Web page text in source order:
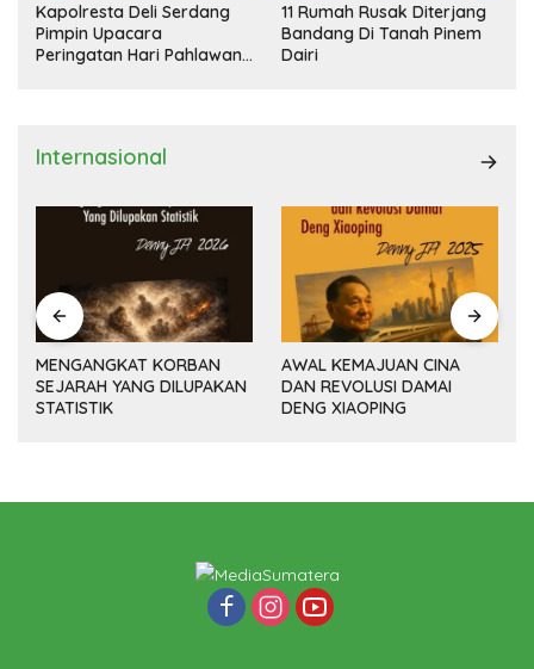
Kapolresta Deli Serdang
Pimpin Upacara
Peringatan Hari Pahlawan
11 Rumah Rusak Diterjang
Bandang Di Tanah Pinem
Dairi
Internasional
MENGANGKAT KORBAN
SEJARAH YANG DILUPAKAN
STATISTIK
AWAL KEMAJUAN CINA
DAN REVOLUSI DAMAI
DENG XIAOPING